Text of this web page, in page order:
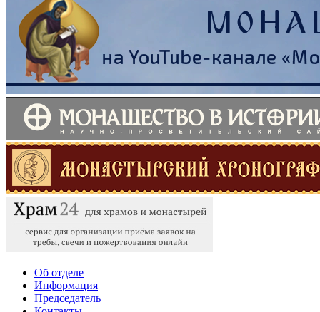
Об отделе
Информация
Председатель